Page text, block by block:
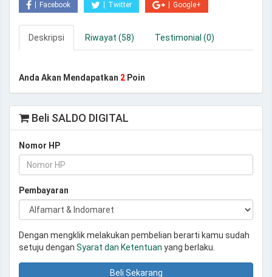
Facebook Twitter Google+
Deskripsi Riwayat (58) Testimonial (0)
Anda Akan Mendapatkan 2 Poin
Beli SALDO DIGITAL
Nomor HP
Pembayaran
Dengan mengklik melakukan pembelian berarti kamu sudah
setuju dengan Syarat dan Ketentuan yang berlaku.
Beli Sekarang